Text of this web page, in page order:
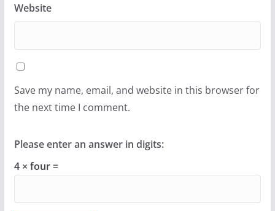
Website
Save my name, email, and website in this browser for
the next time I comment.
Please enter an answer in digits:
4 × four =